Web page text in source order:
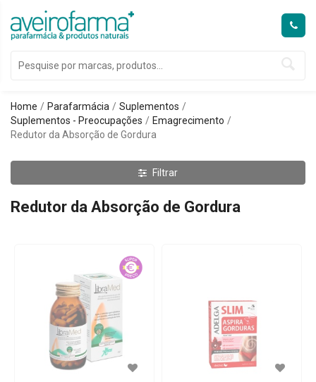
Home Parafarmácia
Suplementos
Suplementos - Preocupações
Emagrecimento
Redutor da Absorção de Gordura
Filtrar
Redutor da Absorção de Gordura